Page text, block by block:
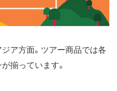
ア方面。ツアー商品では各
揃っています。